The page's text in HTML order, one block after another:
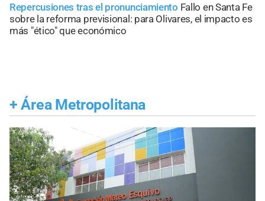
Repercusiones tras el pronunciamiento Fallo en Santa Fe
sobre la reforma previsional: para Olivares, el impacto es
más "ético" que económico
+ Área Metropolitana